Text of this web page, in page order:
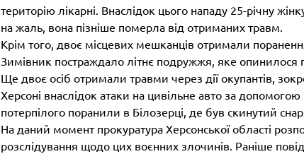
територію лікарні. Внаслідок цього нападу 25-річну
на жаль, вона пізніше померла від отриманих травм.
Крім того, двоє місцевих мешканців отримали
Зимівник постраждало літнє подружжя, яке опинилося
Ще двоє осіб отримали травми через дії окупантів,
Херсоні внаслідок атаки на цивільне авто за
потерпілого поранили в Білозерці, де був скинутий
На даний момент прокуратура Херсонської області
розслідування щодо цих воєнних злочинів. Раніше